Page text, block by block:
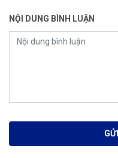
NỘI DUNG BÌNH LUẬN